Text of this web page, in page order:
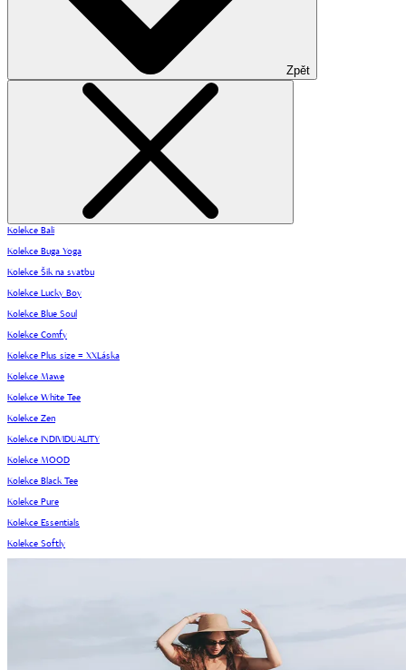
Zpět
Kolekce Bali
Kolekce Buga Yoga
Kolekce Šik na svatbu
Kolekce Lucky Boy
Kolekce Blue Soul
Kolekce Comfy
Kolekce Plus size = XXLáska
Kolekce Mawe
Kolekce White Tee
Kolekce Zen
Kolekce INDIVIDUALITY
Kolekce MOOD
Kolekce Black Tee
Kolekce Pure
Kolekce Essentials
Kolekce Softly